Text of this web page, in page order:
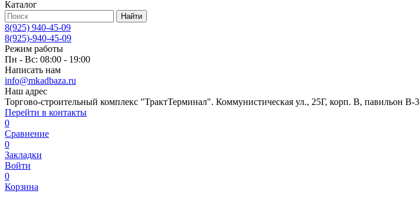
Каталог
Найти
8(925) 940-45-09
8(925)-940-45-09
Режим работы
Пн - Вс: 08:00 - 19:00
Написать нам
info@mkadbaza.ru
Наш адрес
Торгово-строительный комплекс "ТрактТерминал". Коммунистическая ул., 25Г, корп. В, павильон В-3
Перейти в контакты
0
Сравнение
0
Закладки
Войти
0
Корзина